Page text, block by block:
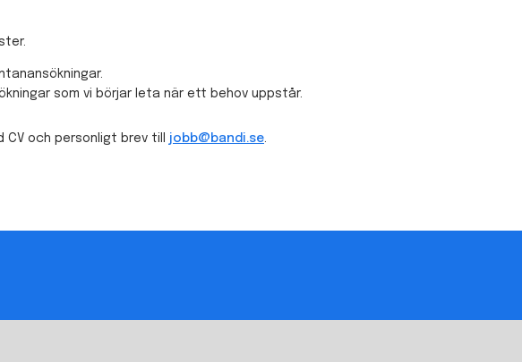
som vi börjar leta när ett behov uppstår.
CV och personligt brev till jobb@bandi.se.